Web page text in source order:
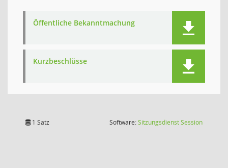
Öffentliche Bekanntmachung
Kurzbeschlüsse
1 Satz Software:SitzungsdienstSession(Wird in